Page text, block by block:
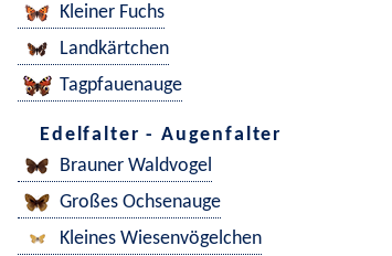
Kleiner Fuchs
Landkärtchen
Tagpfauenauge
Edelfalter - Augenfalter
Brauner Waldvogel
Großes Ochsenauge
Kleines Wiesenvögelchen